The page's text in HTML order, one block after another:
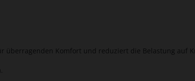
überragenden Komfort und reduziert die Belastung auf